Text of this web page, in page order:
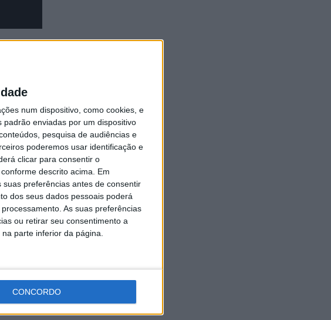
num dispositivo, como cookies, e
enviadas por um dispositivo
pesquisa de audiências e
poderemos usar identificação e
clicar para consentir o
descrito acima. Em
preferências antes de consentir
dos seus dados pessoais poderá
As suas preferências
ou retirar seu consentimento a
parte inferior da página.
CONCORDO